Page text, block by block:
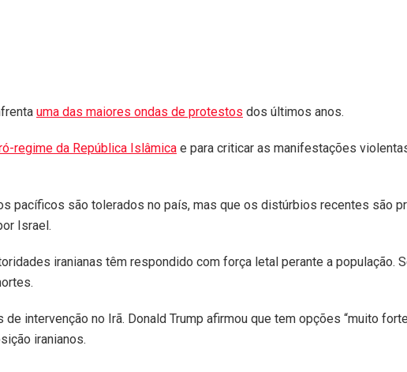
uma das maiores ondas de protestos dos últimos anos.
regime da República Islâmica e para criticar as manifestações
pacíficos são tolerados no país, mas que os distúrbios recentes são
Israel.
iranianas têm respondido com força letal perante a população.
intervenção no Irã. Donald Trump afirmou que tem opções “muito
iranianos.